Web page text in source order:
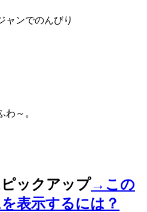
ャンでのんびり
わ～。
ックアップ→この
表示するには？